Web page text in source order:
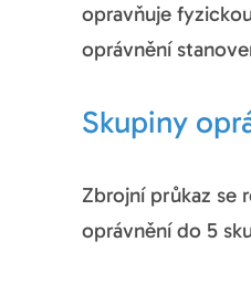
opravňuje
oprávnění
Skupiny
Zbrojní průkaz se
oprávnění do 5